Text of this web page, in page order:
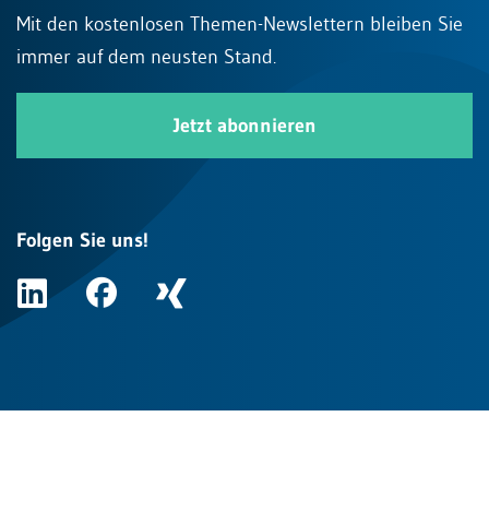
Mit den kostenlosen Themen-Newslettern bleiben Sie
immer auf dem neusten Stand.
Jetzt abonnieren
Folgen Sie uns!